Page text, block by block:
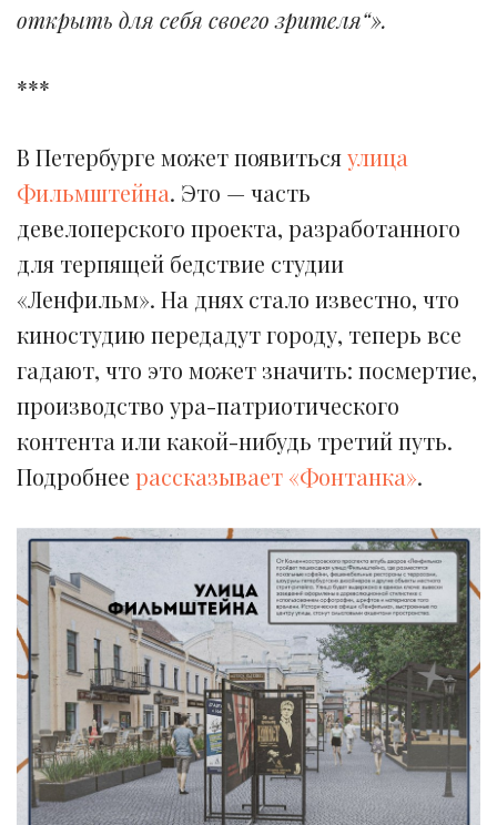
открыть для себя своего зрителя“».
***
В Петербурге может появитьсяулица
Фильмштейна. Это — часть
девелоперского проекта, разработанного
для терпящей бедствие студии
«Ленфильм». На днях стало известно, что
киностудию передадут городу, теперь все
гадают, что это может значить: посмертие,
производство ура-патриотического
контента или какой-нибудь третий путь.
Подробнее рассказывает «Фонтанка».